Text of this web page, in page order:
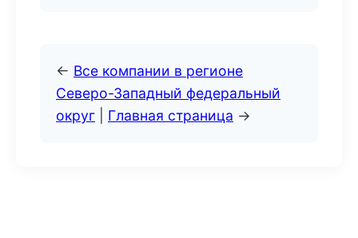
← Все компании в регионе
Северо-Западный федеральный
округ
Главная страница →